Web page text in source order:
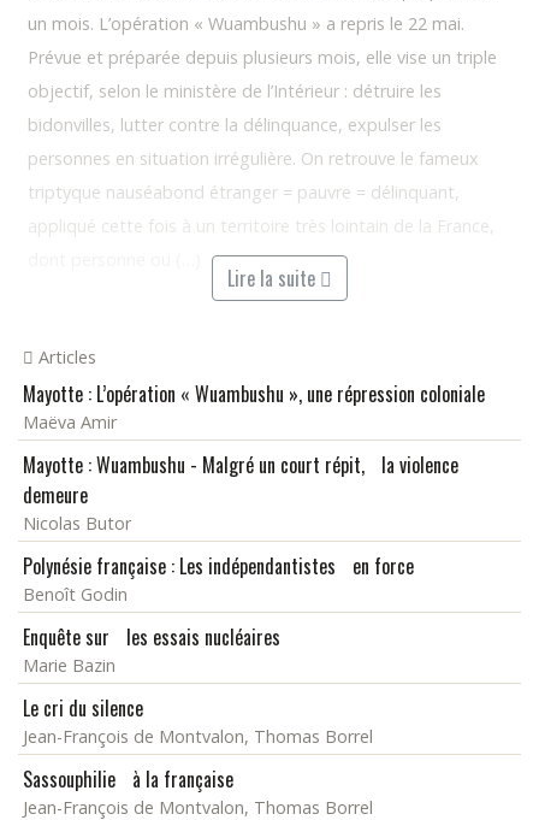
un mois. L’opération « Wuambushu » a repris le 22 mai.
Prévue et préparée depuis plusieurs mois, elle vise un triple
objectif, selon le ministère de l’Intérieur : détruire les
bidonvilles, lutter contre la délinquance, expulser les
personnes en situation irrégulière. On retrouve le fameux
triptyque nauséabond étranger = pauvre = délinquant,
appliqué cette fois à un territoire très lointain de la France,
Lire la suite
Articles
Mayotte : L’opération « Wuambushu », une répression coloniale
Maëva Amir
Mayotte : Wuambushu - Malgré un court répit, la violence
demeure
Nicolas Butor
Polynésie française : Les indépendantistes en force
Benoît Godin
Enquête sur les essais nucléaires
Marie Bazin
Le cri du silence
Jean-François de Montvalon, Thomas Borrel
Sassouphilie à la française
Jean-François de Montvalon, Thomas Borrel